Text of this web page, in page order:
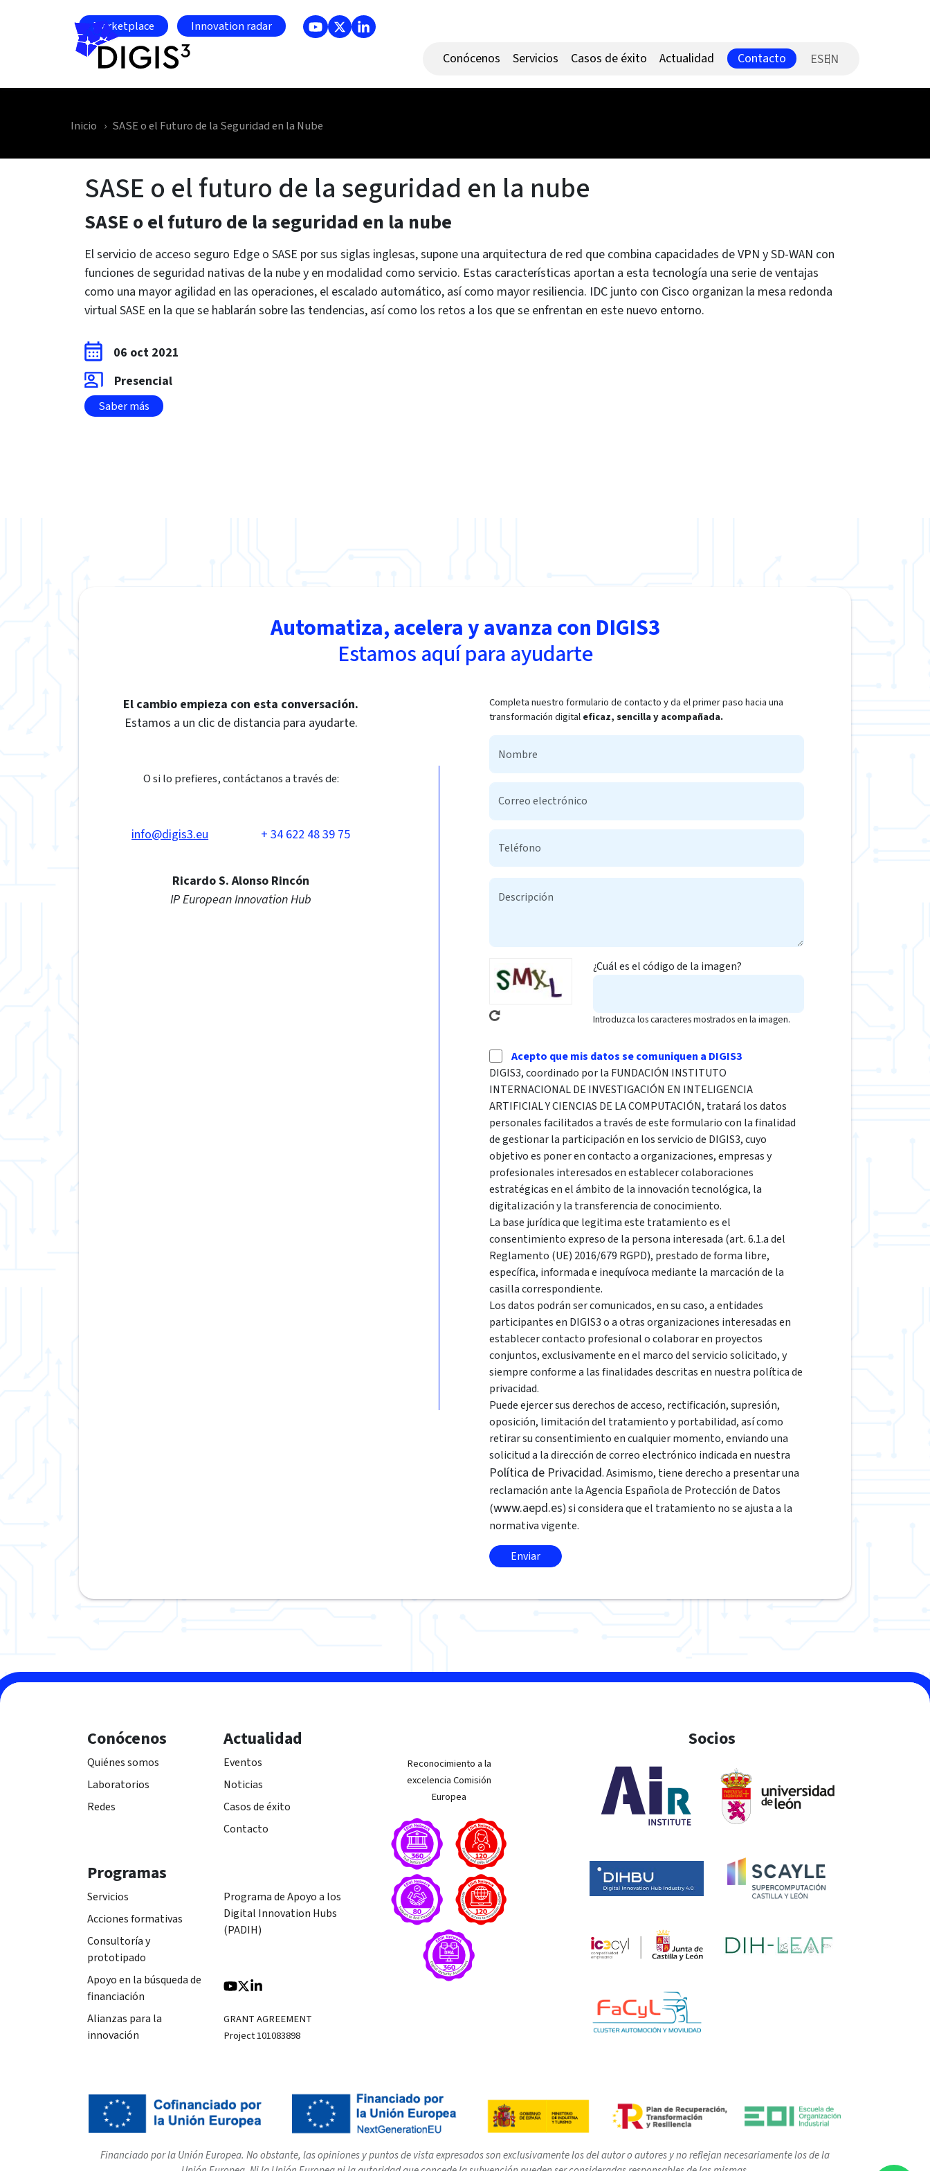
Marketplace Innovation radar
Conócenos Servicios Casos de éxito Actualidad Contacto ES
Inicio SASE o el Futuro de la Seguridad en la Nube
SASE o el futuro de la seguridad en la nube
SASE o el futuro de la seguridad en la nube
El servicio de acceso seguro Edge o SASE por sus siglas inglesas, supone una arquitectura de red que combina capacidades de VPN y SD-WAN con
funciones de seguridad nativas de la nube y en modalidad como servicio. Estas características aportan a esta tecnología una serie de ventajas
como una mayor agilidad en las operaciones, el escalado automático, así como mayor resiliencia. IDC junto con Cisco organizan la mesa redonda
virtual SASE en la que se hablarán sobre las tendencias, así como los retos a los que se enfrentan en este nuevo entorno.
06 oct 2021
Presencial
Saber más
Automatiza, acelera y avanza con DIGIS3
Estamos aquí para ayudarte
El cambio empieza con esta conversación.
Estamos a un clic de distancia para ayudarte.
O si lo prefieres, contáctanos a través de:
info@digis3.eu + 34 622 48 39 75
Ricardo S. Alonso Rincón
IP European Innovation Hub
Completa nuestro formulario de contacto y da el primer paso hacia una
transformación digitaleficaz, sencilla y acompañada.
¿Cuál es el código de la imagen?
Introduzca los caracteres mostrados en la imagen.
Acepto que mis datos se comuniquen a DIGIS3
DIGIS3, coordinado por la FUNDACIÓN INSTITUTO
INTERNACIONAL DE INVESTIGACIÓN EN INTELIGENCIA
ARTIFICIAL Y CIENCIAS DE LA COMPUTACIÓN, tratará los datos
personales facilitados a través de este formulario con la finalidad
de gestionar la participación en los servicio de DIGIS3, cuyo
objetivo es poner en contacto a organizaciones, empresas y
profesionales interesados en establecer colaboraciones
estratégicas en el ámbito de la innovación tecnológica, la
digitalización y la transferencia de conocimiento.
La base jurídica que legitima este tratamiento es el
consentimiento expreso de la persona interesada (art. 6.1.a del
Reglamento (UE) 2016/679 RGPD), prestado de forma libre,
específica, informada e inequívoca mediante la marcación de la
casilla correspondiente.
Los datos podrán ser comunicados, en su caso, a entidades
participantes en DIGIS3 o a otras organizaciones interesadas en
establecer contacto profesional o colaborar en proyectos
conjuntos, exclusivamente en el marco del servicio solicitado, y
siempre conforme a las finalidades descritas en nuestra política de
privacidad.
Puede ejercer sus derechos de acceso, rectificación, supresión,
oposición, limitación del tratamiento y portabilidad, así como
retirar su consentimiento en cualquier momento, enviando una
solicitud a la dirección de correo electrónico indicada en nuestra
Política de Privacidad. Asimismo, tiene derecho a presentar una
reclamación ante la Agencia Española de Protección de Datos
(www.aepd.es) si considera que el tratamiento no se ajusta a la
normativa vigente.
Conócenos
Quiénes somos
Laboratorios
Redes
Actualidad
Eventos
Noticias
Casos de éxito
Contacto
Programas
Servicios
Acciones formativas
Consultoría y
prototipado
Apoyo en la búsqueda de
financiación
Alianzas para la
innovación
Programa de Apoyo a los
Digital Innovation Hubs
(PADIH)
GRANT AGREEMENT
Project 101083898
Reconocimiento a la
excelencia Comisión
Europea
Socios
Financiado por la Unión Europea. No obstante, las opiniones y puntos de vista expresados son exclusivamente los del autor o autores y no reflejan necesariamente los de la